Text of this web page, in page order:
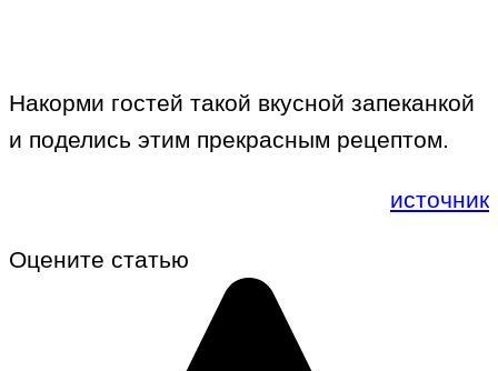
Накорми гостей такой вкусной запеканкой
и поделись этим прекрасным рецептом.
источник
Оцените статью